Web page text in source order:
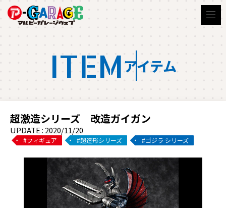
ITEM アイテム
超激造シリーズ 改造ガイガン
UPDATE : 2020/11/20
フィギュア 超造形シリーズ ゴジラ シリーズ